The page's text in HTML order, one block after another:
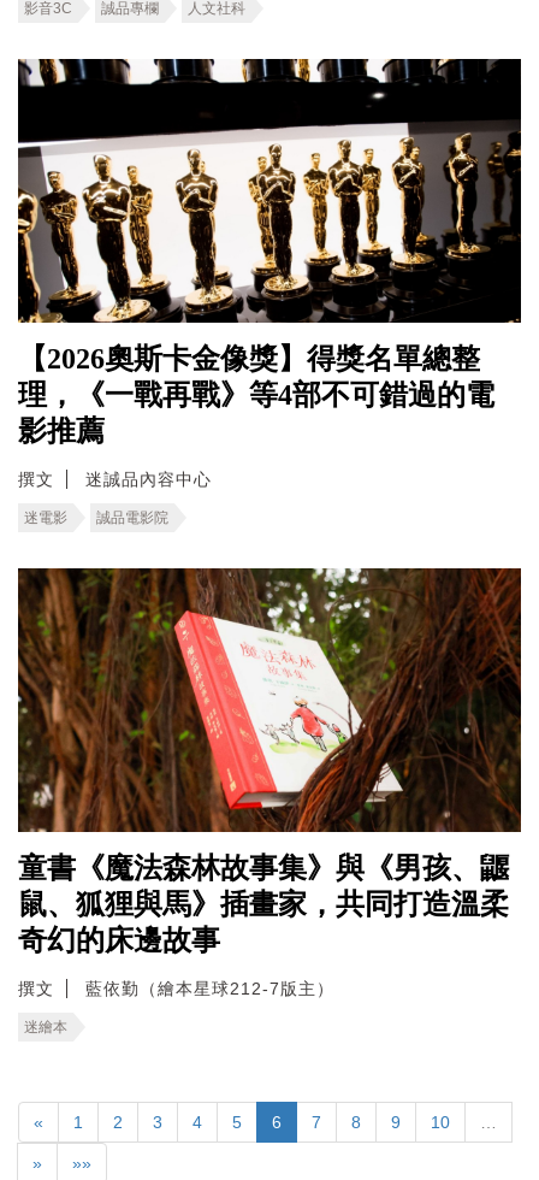
影音3C 誠品專欄 人文社科
【2026奧斯卡金像獎】得獎名單總整
理，《一戰再戰》等4部不可錯過的電
影推薦
撰文 迷誠品內容中心
迷電影 誠品電影院
童書《魔法森林故事集》與《男孩、鼴
鼠、狐狸與馬》插畫家，共同打造溫柔
奇幻的床邊故事
撰文 藍依勤（繪本星球212-7版主）
迷繪本
« 1 2 3 4 5 6 7 8 9 10
» »»